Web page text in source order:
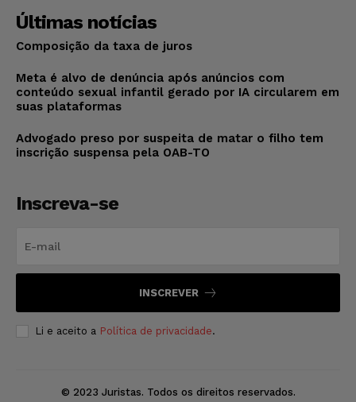
Últimas notícias
Composição da taxa de juros
Meta é alvo de denúncia após anúncios com
conteúdo sexual infantil gerado por IA circularem em
suas plataformas
Advogado preso por suspeita de matar o filho tem
inscrição suspensa pela OAB-TO
Inscreva-se
INSCREVER
Li e aceito a Política de privacidade.
© 2023 Juristas. Todos os direitos reservados.